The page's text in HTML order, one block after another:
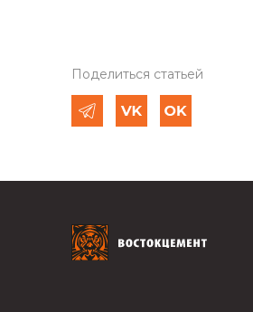
Поделиться статьей